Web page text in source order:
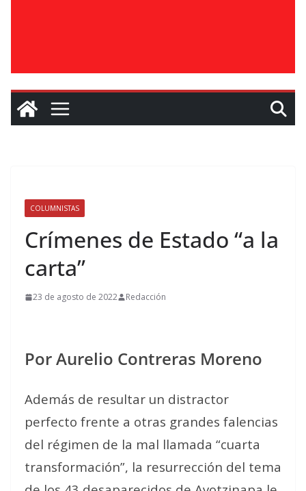
COLUMNISTAS
Crímenes de Estado “a la
carta”
23 de agosto de 2022 Redacción
Por Aurelio Contreras Moreno
Además de resultar un distractor
perfecto frente a otras grandes falencias
del régimen de la mal llamada “cuarta
transformación”, la resurrección del tema